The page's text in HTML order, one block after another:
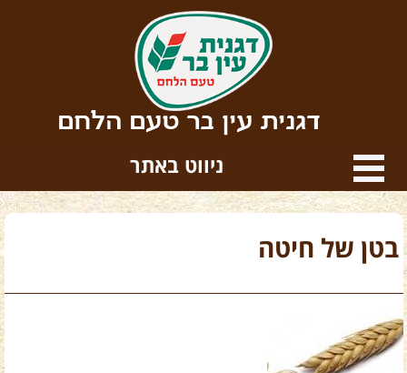
דגנית עין בר טעם הלחם
ניווט באתר
בטן של חיטה